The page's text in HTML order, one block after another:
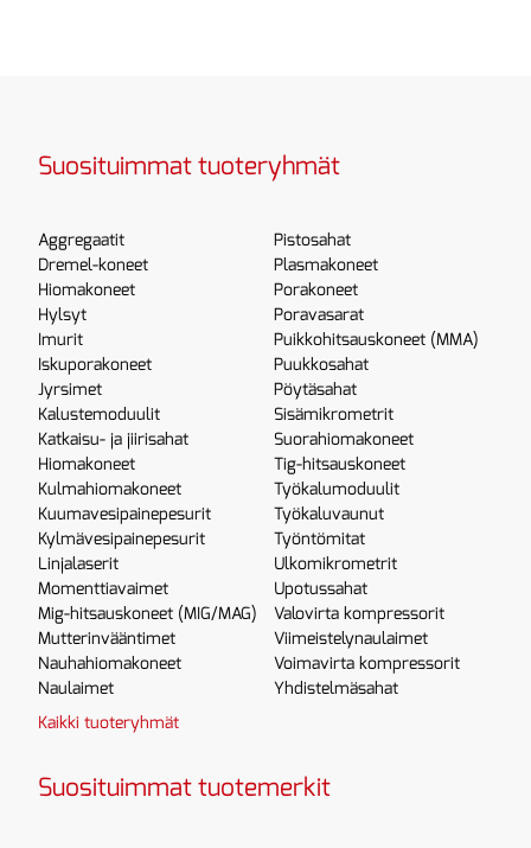
Suosituimmat tuoteryhmät
Aggregaatit
Dremel-koneet
Hiomakoneet
Hylsyt
Imurit
Iskuporakoneet
Jyrsimet
Kalustemoduulit
Katkaisu- ja jiirisahat
Hiomakoneet
Kulmahiomakoneet
Kuumavesipainepesurit
Kylmävesipainepesurit
Linjalaserit
Momenttiavaimet
Mig-hitsauskoneet (MIG/MAG)
Mutterinvääntimet
Nauhahiomakoneet
Naulaimet
Pistosahat
Plasmakoneet
Porakoneet
Poravasarat
Puikkohitsauskoneet (MMA)
Puukkosahat
Pöytäsahat
Sisämikrometrit
Suorahiomakoneet
Tig-hitsauskoneet
Työkalumoduulit
Työkaluvaunut
Työntömitat
Ulkomikrometrit
Upotussahat
Valovirta kompressorit
Viimeistelynaulaimet
Voimavirta kompressorit
Yhdistelmäsahat
Kaikki tuoteryhmät
Suosituimmat tuotemerkit